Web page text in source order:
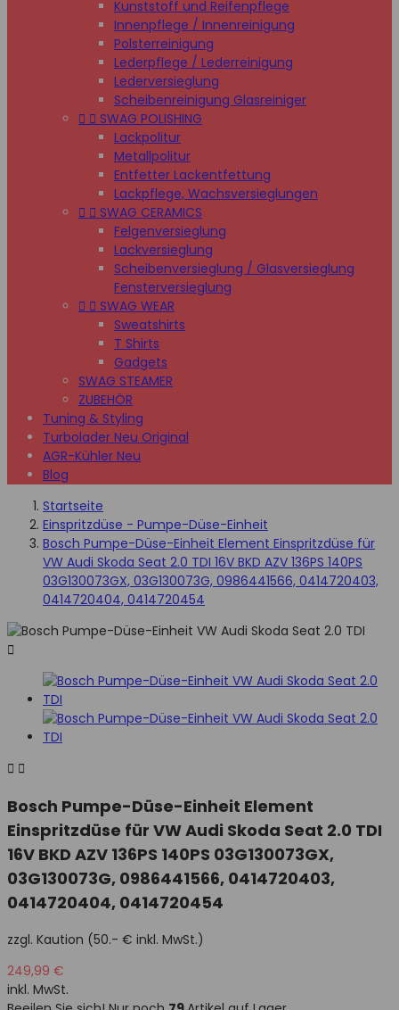
Kunststoff und Reifenpflege
Innenpflege / Innenreinigung
Polsterreinigung
Lederpflege / Lederreinigung
Lederversieglung
Scheibenreinigung Glasreiniger
  SWAG POLISHING
Lackpolitur
Metallpolitur
Entfetter Lackentfettung
Lackpflege, Wachsversieglungen
  SWAG CERAMICS
Felgenversieglung
Lackversieglung
Scheibenversieglung / Glasversieglung
Fensterversieglung
  SWAG WEAR
Sweatshirts
T Shirts
Gadgets
SWAG STEAMER
ZUBEHÖR
Tuning & Styling
Turbolader Neu Original
AGR-Kühler Neu
Blog
Startseite
Einspritzdüse - Pumpe-Düse-Einheit
Bosch Pumpe-Düse-Einheit Element Einspritzdüse für
VW Audi Skoda Seat 2.0 TDI 16V BKD AZV 136PS 140PS
03G130073GX, 03G130073G, 0986441566, 0414720403,
0414720404, 0414720454

 
Bosch Pumpe-Düse-Einheit Element
Einspritzdüse für VW Audi Skoda Seat 2.0 TDI
16V BKD AZV 136PS 140PS 03G130073GX,
03G130073G, 0986441566, 0414720403,
0414720404, 0414720454
zzgl. Kaution (50.- € inkl. MwSt.)
249,99 €
inkl. MwSt.